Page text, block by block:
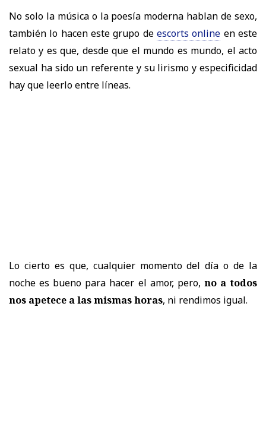
No solo la música o la poesía moderna hablan de sexo,
también lo hacen este grupo de escorts online en este
relato y es que, desde que el mundo es mundo, el acto
sexual ha sido un referente y su lirismo y especificidad
hay que leerlo entre líneas.
Lo cierto es que, cualquier momento del día o de la
noche es bueno para hacer el amor, pero, no a todos
nos apetece a las mismas horas, ni rendimos igual.